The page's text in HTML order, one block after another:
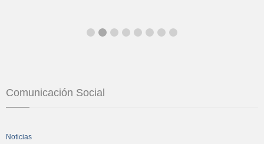
Comunicación Social
Noticias